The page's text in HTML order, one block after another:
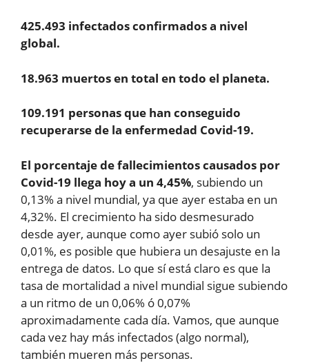
425.493 infectados confirmados a nivel
global.
18.963 muertos en total en todo el planeta.
109.191 personas que han conseguido
recuperarse de la enfermedad Covid-19.
El porcentaje de fallecimientos causados por
Covid-19 llega hoy a un 4,45%, subiendo un
0,13% a nivel mundial, ya que ayer estaba en un
4,32%. El crecimiento ha sido desmesurado
desde ayer, aunque como ayer subió solo un
0,01%, es posible que hubiera un desajuste en la
entrega de datos. Lo que sí está claro es que la
tasa de mortalidad a nivel mundial sigue subiendo
a un ritmo de un 0,06% ó 0,07%
aproximadamente cada día. Vamos, que aunque
cada vez hay más infectados (algo normal),
también mueren más personas.